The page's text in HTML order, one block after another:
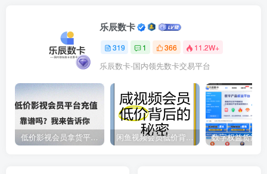
乐辰数卡
319 1 366 11.2W+
乐辰数卡-国内领先数卡交易平台
低价影视会员拿货平台，数字权益卡券优质服务商 闲鱼视频会员低价背后的秘密